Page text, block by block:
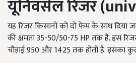
यूनिवर्सल रिजर
यह रिजर किसानों को दो फेम के साथ दिया
की क्षमता 35-50/50-75 HP तक है. इस
चौड़ाई 950और1425तक होती है. इसका